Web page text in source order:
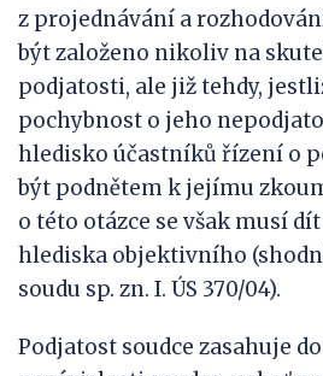
z projednávání a
být založeno nikoliv na
podjatosti, ale již tehdy,
pochybnost o jeho
hledisko účastníků řízení o
být podnětem k jejímu
o této otázce se však musí
hlediska objektivního
soudu sp. zn. I. ÚS 370/04).
Podjatost soudce zasahuje